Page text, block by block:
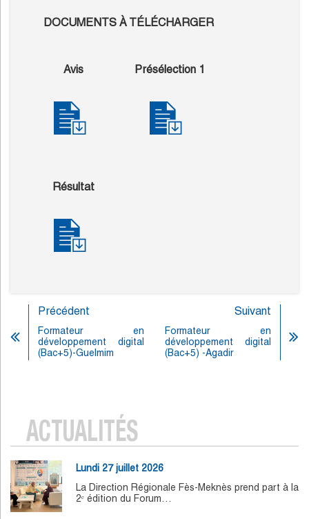
DOCUMENTS À TÉLÉCHARGER
Avis Présélection 1
Résultat
Formateur en
développement digital
(Bac+5)-Guelmim
Formateur en
développement digital
(Bac+5) -Agadir
Précédent Suivant
ACTUALITÉS
Lundi 27 juillet 2026
La Direction Régionale Fès-Meknès prend part à la
2ᵉ édition du Forum…